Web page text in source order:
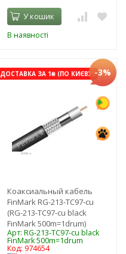
У кошик
В наявності
ДОСТАВКА ЗА 1₴ (ПО КИЄВУ)-3%
Коаксиальный кабель
FinMark RG-213-TC97-cu
(RG-213-TC97-cu black
FinMark 500m=1drum)
Арт: RG-213-TC97-cu black
FinMark 500m=1drum
Код: 974654